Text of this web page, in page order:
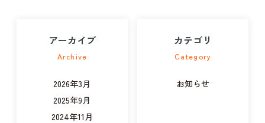
会社案内
アーカイブ
Archive
2026年3月
2025年9月
2024年11月
カテゴリ
Category
お知らせ